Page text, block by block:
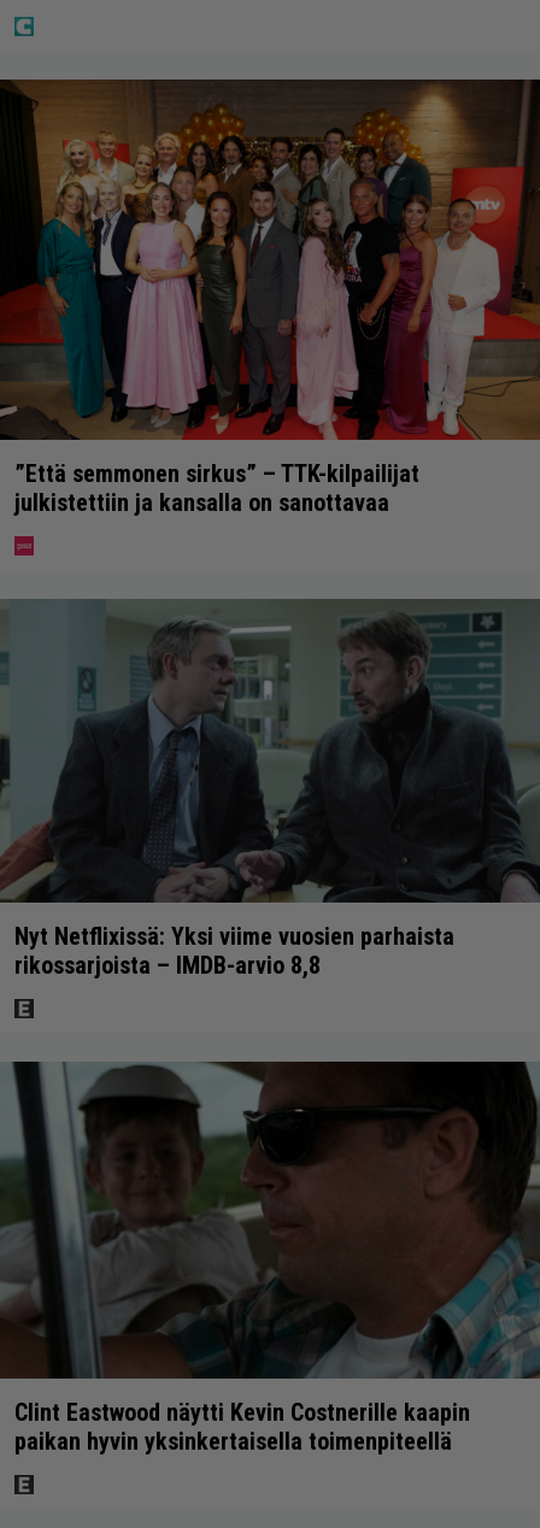
”Että semmonen sirkus” – TTK-kilpailijat
julkistettiin ja kansalla on sanottavaa
Nyt Netflixissä: Yksi viime vuosien parhaista
rikossarjoista – IMDB-arvio 8,8
Clint Eastwood näytti Kevin Costnerille kaapin
paikan hyvin yksinkertaisella toimenpiteellä